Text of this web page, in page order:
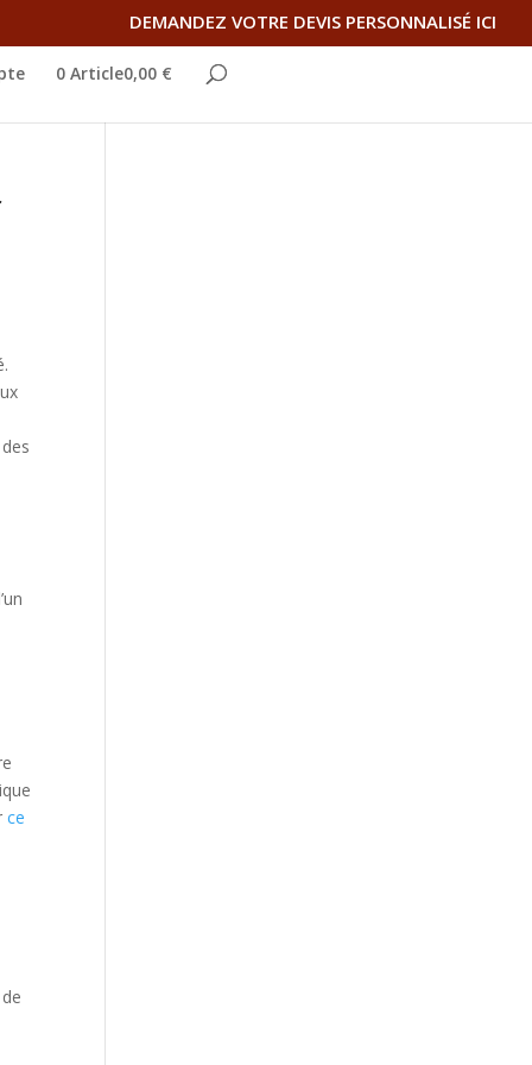
DEMANDEZ VOTRE DEVIS PERSONNALISÉ ICI
0 Article0,00 €
ce